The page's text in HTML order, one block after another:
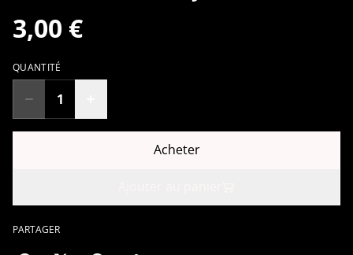
3,00 €
QUANTITÉ
Acheter
PARTAGER